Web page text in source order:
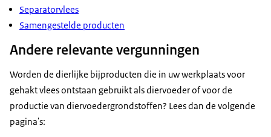
Separatorvlees
Samengestelde producten
Andere relevante vergunningen
Worden de dierlijke bijproducten die in uw werkplaats voor
gehakt vlees ontstaan gebruikt als diervoeder of voor de
productie van diervoedergrondstoffen? Lees dan de volgende
pagina's: